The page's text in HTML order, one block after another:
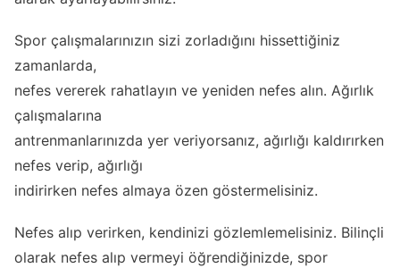
Spor çalışmalarınızın sizi zorladığını hissettiğiniz
zamanlarda,
nefes vererek rahatlayın ve yeniden nefes alın. Ağırlık
çalışmalarına
antrenmanlarınızda yer veriyorsanız, ağırlığı kaldırırken
nefes verip, ağırlığı
indirirken nefes almaya özen göstermelisiniz.
Nefes alıp verirken, kendinizi gözlemlemelisiniz. Bilinçli
olarak nefes alıp vermeyi öğrendiğinizde, spor